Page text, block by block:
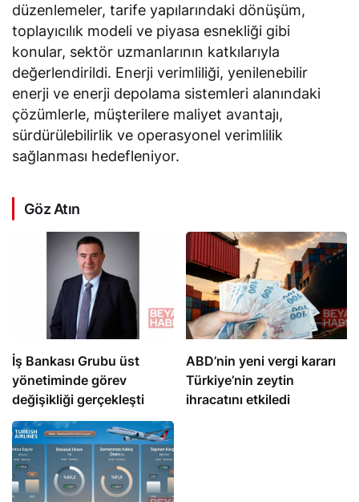
düzenlemeler, tarife yapılarındaki dönüşüm,
toplayıcılık modeli ve piyasa esnekliği gibi
konular, sektör uzmanlarının katkılarıyla
değerlendirildi. Enerji verimliliği, yenilenebilir
enerji ve enerji depolama sistemleri alanındaki
çözümlerle, müşterilere maliyet avantajı,
sürdürülebilirlik ve operasyonel verimlilik
sağlanması hedefleniyor.
Göz Atın
İş Bankası Grubu üst
yönetiminde görev
değişikliği gerçekleşti
ABD’nin yeni vergi kararı
Türkiye’nin zeytin
ihracatını etkiledi